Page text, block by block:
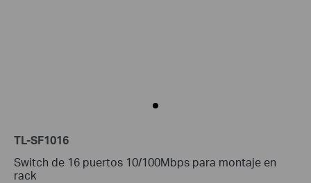
TL-SF1016
Switch de 16 puertos 10/100Mbps para montaje en
rack